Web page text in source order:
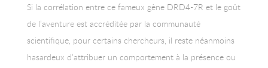
Si la corrélation entre ce fameux gène DRD4-7R et le goût
de l’aventure est accréditée par la communauté
scientifique, pour certains chercheurs, il reste néanmoins
hasardeux d’attribuer un comportement à la présence ou